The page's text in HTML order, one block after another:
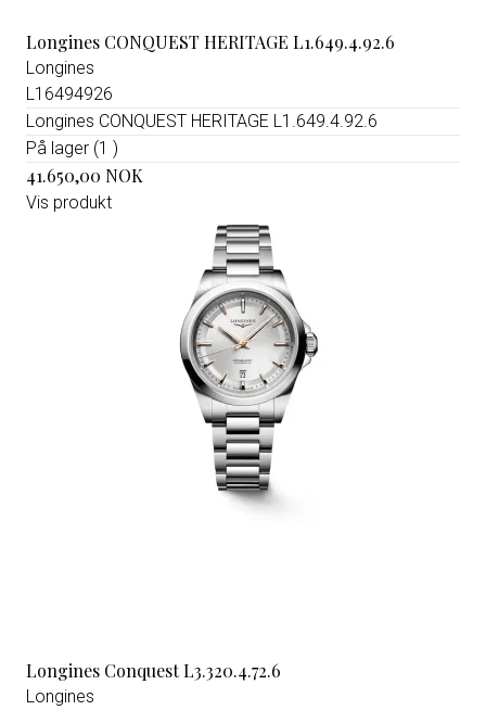
Longines CONQUEST HERITAGE L1.649.4.92.6
Longines
L16494926
Longines CONQUEST HERITAGE L1.649.4.92.6
På lager (1 )
41.650,00 NOK
Vis produkt
Longines Conquest L3.320.4.72.6
Longines